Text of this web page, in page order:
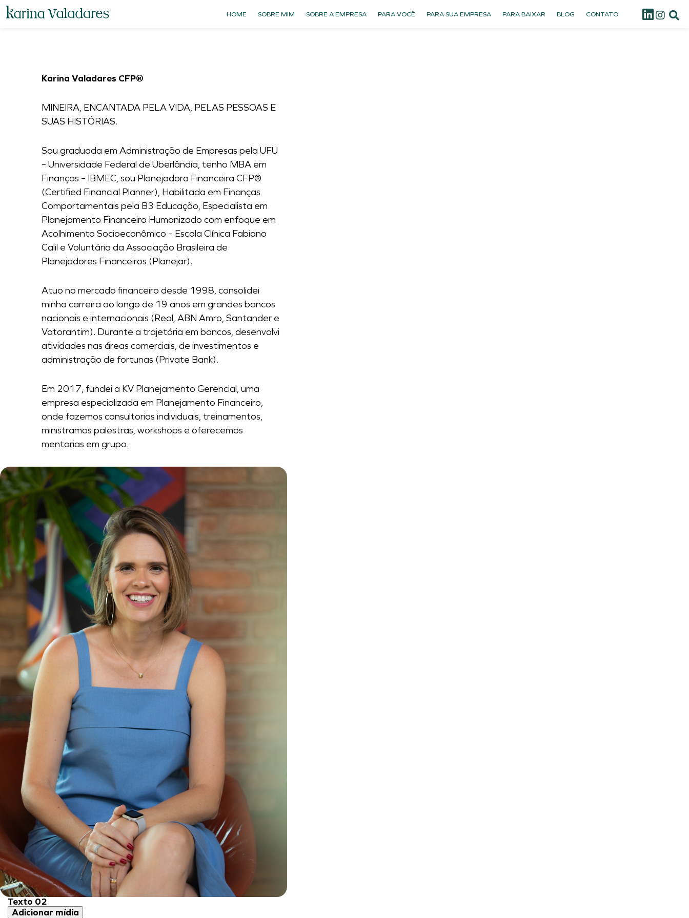
HOME SOBRE MIM SOBRE A EMPRESA PARA VOCÊ PARA SUA EMPRESA PARA BAIXAR BLOG CONTATO
Karina Valadares CFP®
MINEIRA, ENCANTADA PELA VIDA, PELAS PESSOAS E
SUAS HISTÓRIAS.
Sou graduada em Administração de Empresas pela UFU
– Universidade Federal de Uberlândia, tenho MBA em
Finanças – IBMEC, sou Planejadora Financeira CFP®
(Certified Financial Planner), Habilitada em Finanças
Comportamentais pela B3 Educação, Especialista em
Planejamento Financeiro Humanizado com enfoque em
Acolhimento Socioeconômico – Escola Clínica Fabiano
Calil e Voluntária da Associação Brasileira de
Planejadores Financeiros (Planejar).
Atuo no mercado financeiro desde 1998, consolidei
minha carreira ao longo de 19 anos em grandes bancos
nacionais e internacionais (Real, ABN Amro, Santander e
Votorantim). Durante a trajetória em bancos, desenvolvi
atividades nas áreas comerciais, de investimentos e
administração de fortunas (Private Bank).
Em 2017, fundei a KV Planejamento Gerencial, uma
empresa especializada em Planejamento Financeiro,
onde fazemos consultorias individuais, treinamentos,
ministramos palestras, workshops e oferecemos
mentorias em grupo.
Texto 02
Adicionar mídia